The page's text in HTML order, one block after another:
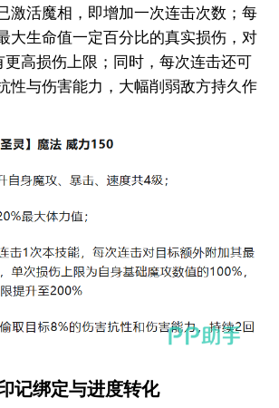
激活魔相，即增加一次连击次数；每
大生命值一定百分比的真实损伤，对
更高损伤上限；同时，每次连击还可
性与伤害能力，大幅削弱敌方持久作
绑定与进度转化